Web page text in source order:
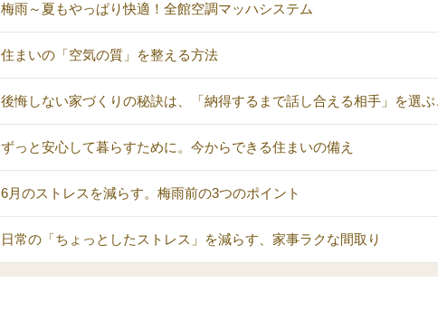
梅雨～夏もやっぱり快適！全館空調マッハシステム
住まいの「空気の質」を整える方法
後悔しない家づくりの秘訣は、「納得するまで話し合える相手」を選
ずっと安心して暮らすために。今からできる住まいの備え
6月のストレスを減らす。梅雨前の3つのポイント
日常の「ちょっとしたストレス」を減らす、家事ラクな間取り